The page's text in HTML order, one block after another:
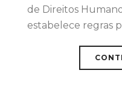
de Direitos
estabelece regras